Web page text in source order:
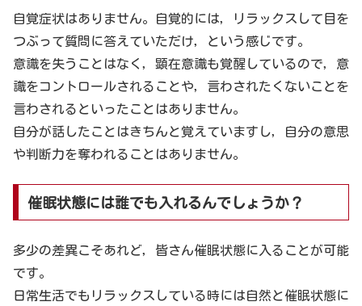
自覚症状はありません。自覚的には，リラックスして目を
つぶって質問に答えていただけ，という感じです。
意識を失うことはなく，顕在意識も覚醒しているので，意
識をコントロールされることや，言わされたくないことを
言わされるといったことはありません。
自分が話したことはきちんと覚えていますし，自分の意思
や判断力を奪われることはありません。
催眠状態には誰でも入れるんでしょうか？
多少の差異こそあれど，皆さん催眠状態に入ることが可能
です。
日常生活でもリラックスしている時には自然と催眠状態に